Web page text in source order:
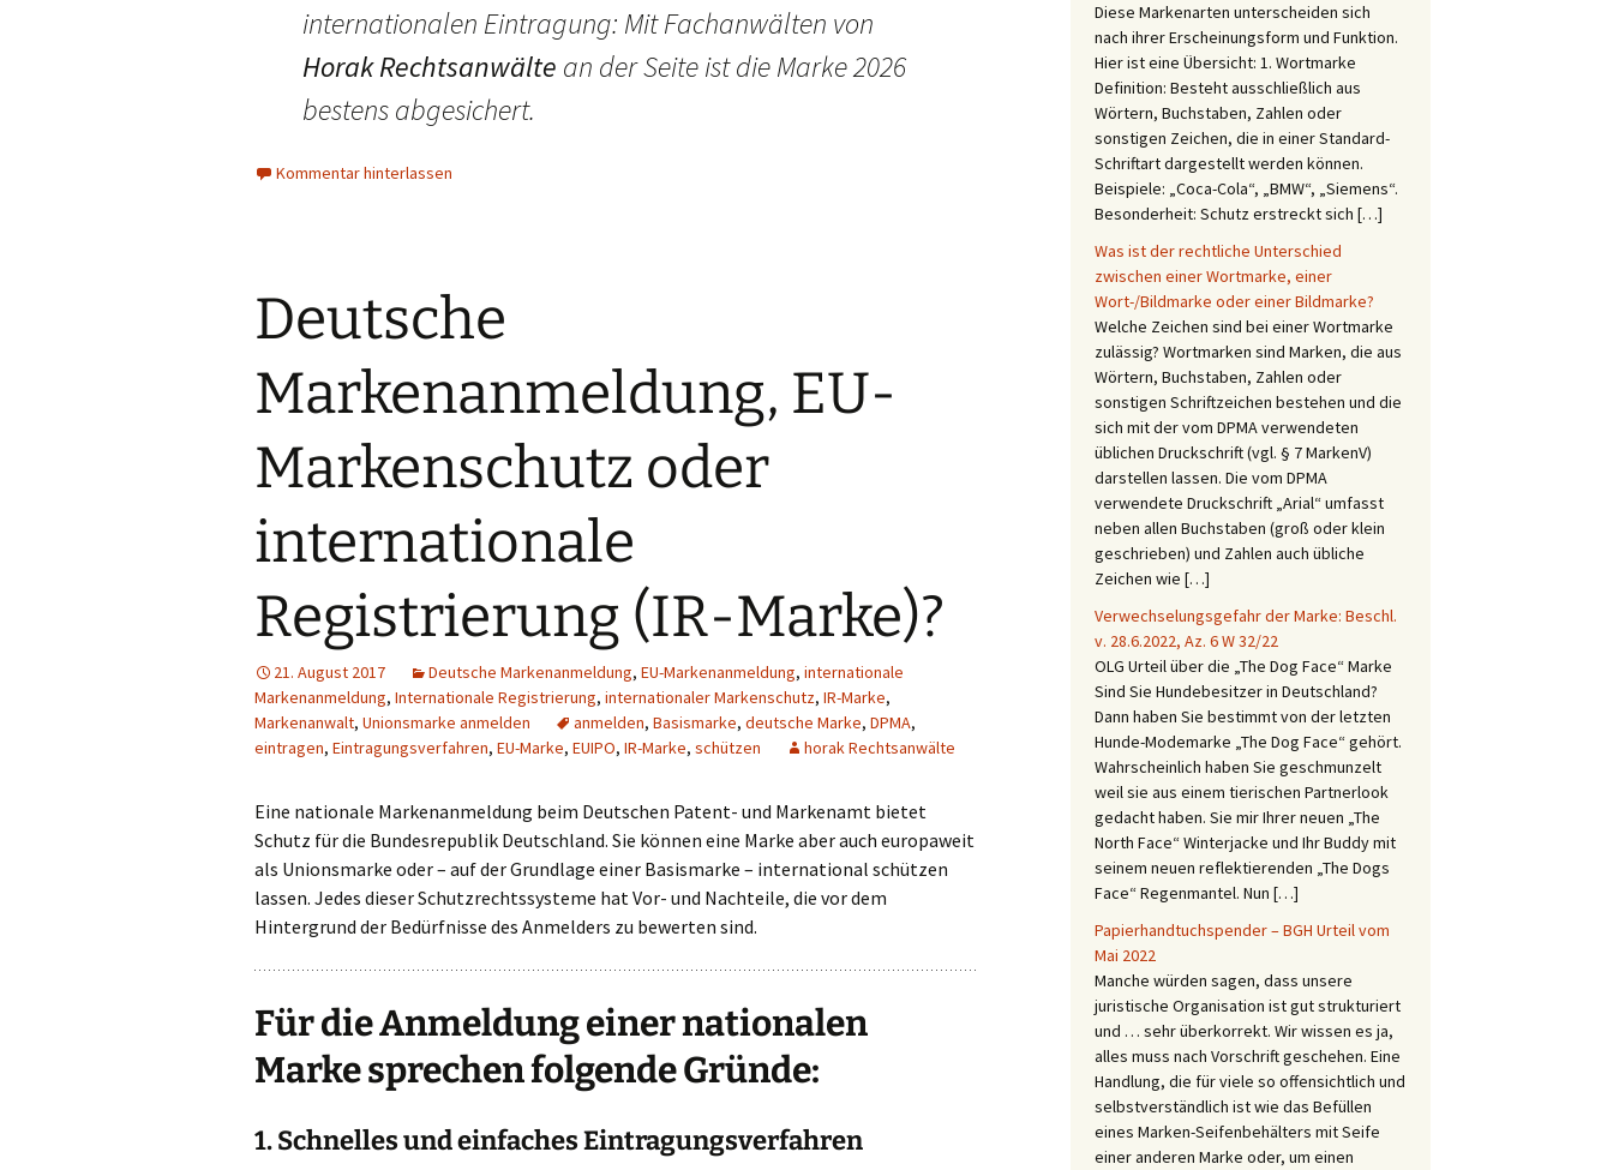
internationalen Eintragung: Mit Fachanwälten von
Horak Rechtsanwälte an der Seite ist die Marke 2026
bestens abgesichert.
Kommentar hinterlassen
Deutsche
Markenanmeldung, EU-
Markenschutz oder
internationale
Registrierung (IR-Marke)?
21. August 2017 Deutsche Markenanmeldung, EU-Markenanmeldung, internationale
Markenanmeldung, Internationale Registrierung, internationaler Markenschutz, IR-Marke,
Markenanwalt, Unionsmarke anmelden anmelden, Basismarke, deutsche Marke, DPMA,
eintragen, Eintragungsverfahren, EU-Marke, EUIPO, IR-Marke, schützen horak Rechtsanwälte
Eine nationale Markenanmeldung beim Deutschen Patent- und Markenamt bietet
Schutz für die Bundesrepublik Deutschland. Sie können eine Marke aber auch europaweit
als Unionsmarke oder – auf der Grundlage einer Basismarke – international schützen
lassen. Jedes dieser Schutzrechtssysteme hat Vor- und Nachteile, die vor dem
Hintergrund der Bedürfnisse des Anmelders zu bewerten sind.
Für die Anmeldung einer nationalen
Marke sprechen folgende Gründe:
1. Schnelles und einfaches Eintragungsverfahren
Diese Markenarten unterscheiden sich
nach ihrer Erscheinungsform und Funktion.
Hier ist eine Übersicht: 1. Wortmarke
Definition: Besteht ausschließlich aus
Wörtern, Buchstaben, Zahlen oder
sonstigen Zeichen, die in einer Standard-
Schriftart dargestellt werden können.
Beispiele: „Coca-Cola“, „BMW“, „Siemens“.
Besonderheit: Schutz erstreckt sich […]
Was ist der rechtliche Unterschied
zwischen einer Wortmarke, einer
Wort-/Bildmarke oder einer Bildmarke?
Welche Zeichen sind bei einer Wortmarke
zulässig? Wortmarken sind Marken, die aus
Wörtern, Buchstaben, Zahlen oder
sonstigen Schriftzeichen bestehen und die
sich mit der vom DPMA verwendeten
üblichen Druckschrift (vgl. § 7 MarkenV)
darstellen lassen. Die vom DPMA
verwendete Druckschrift „Arial“ umfasst
neben allen Buchstaben (groß oder klein
geschrieben) und Zahlen auch übliche
Zeichen wie […]
Verwechselungsgefahr der Marke: Beschl.
v. 28.6.2022, Az. 6 W 32/22
OLG Urteil über die „The Dog Face“ Marke
Sind Sie Hundebesitzer in Deutschland?
Dann haben Sie bestimmt von der letzten
Hunde-Modemarke „The Dog Face“ gehört.
Wahrscheinlich haben Sie geschmunzelt
weil sie aus einem tierischen Partnerlook
gedacht haben. Sie mir Ihrer neuen „The
North Face“ Winterjacke und Ihr Buddy mit
seinem neuen reflektierenden „The Dogs
Face“ Regenmantel. Nun […]
Papierhandtuchspender – BGH Urteil vom
Mai 2022
Manche würden sagen, dass unsere
juristische Organisation ist gut strukturiert
und … sehr überkorrekt. Wir wissen es ja,
alles muss nach Vorschrift geschehen. Eine
Handlung, die für viele so offensichtlich und
selbstverständlich ist wie das Befüllen
eines Marken-Seifenbehälters mit Seife
einer anderen Marke oder, um einen